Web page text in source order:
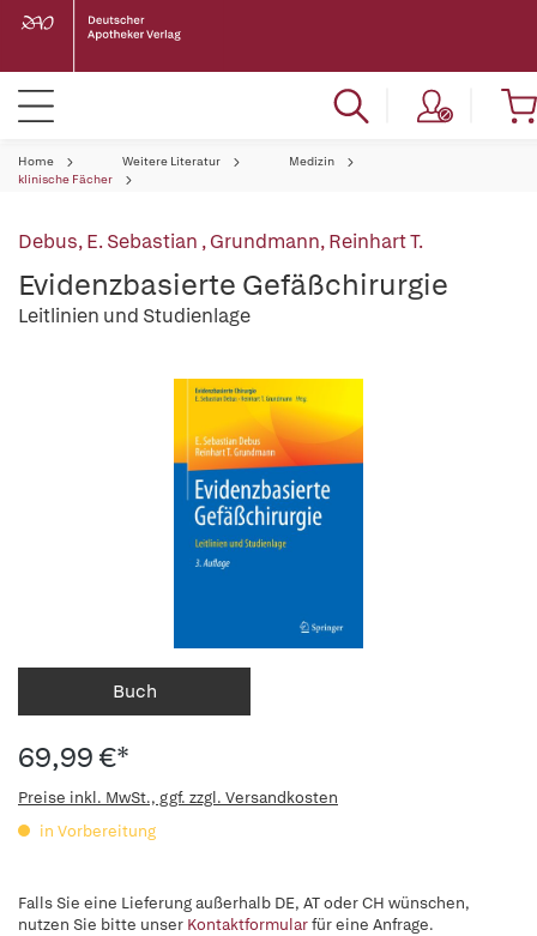
Home Weitere Literatur
Medizin
klinische Fächer
Debus, E. Sebastian ,Grundmann, Reinhart T.
Evidenzbasierte Gefäßchirurgie
Leitlinien und Studienlage
Buch
69,99 €*
Preise inkl. MwSt., ggf. zzgl. Versandkosten
in Vorbereitung
Falls Sie eine Lieferung außerhalb DE, AT oder CH wünschen,
nutzen Sie bitte unser Kontaktformularfür eine Anfrage.